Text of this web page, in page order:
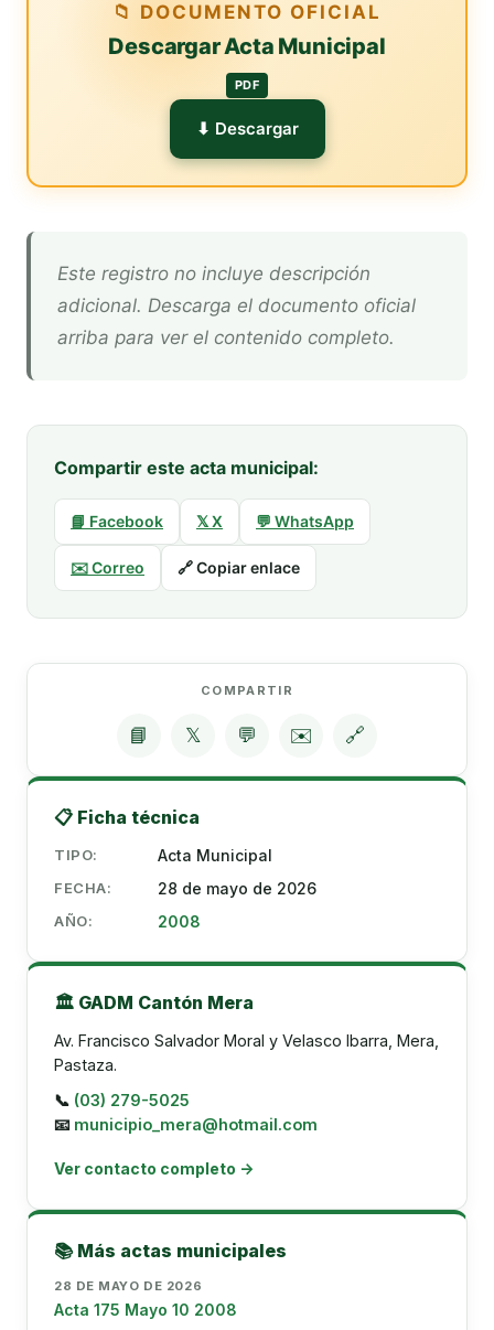
📁 DOCUMENTO OFICIAL
Descargar Acta Municipal
PDF
⬇ Descargar
Este registro no incluye descripción
adicional. Descarga el documento oficial
arriba para ver el contenido completo.
Compartir este acta municipal:
📘 Facebook 𝕏 X 💬 WhatsApp
✉️ Correo 🔗 Copiar enlace
COMPARTIR
📘 𝕏 💬 ✉️ 🔗
📋 Ficha técnica
TIPO: Acta Municipal
FECHA: 28 de mayo de 2026
AÑO: 2008
🏛️ GADM Cantón Mera
Av. Francisco Salvador Moral y Velasco Ibarra, Mera,
Pastaza.
📞 (03) 279-5025
📧 municipio_mera@hotmail.com
Ver contacto completo →
📚 Más actas municipales
28 DE MAYO DE 2026
Acta 175 Mayo 10 2008